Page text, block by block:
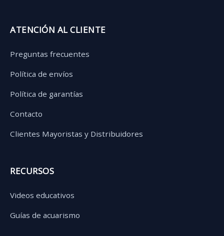
ATENCIÓN AL CLIENTE
Preguntas frecuentes
Política de envíos
Política de garantías
Contacto
Clientes Mayoristas y Distribuidores
RECURSOS
Videos educativos
Guías de acuarismo